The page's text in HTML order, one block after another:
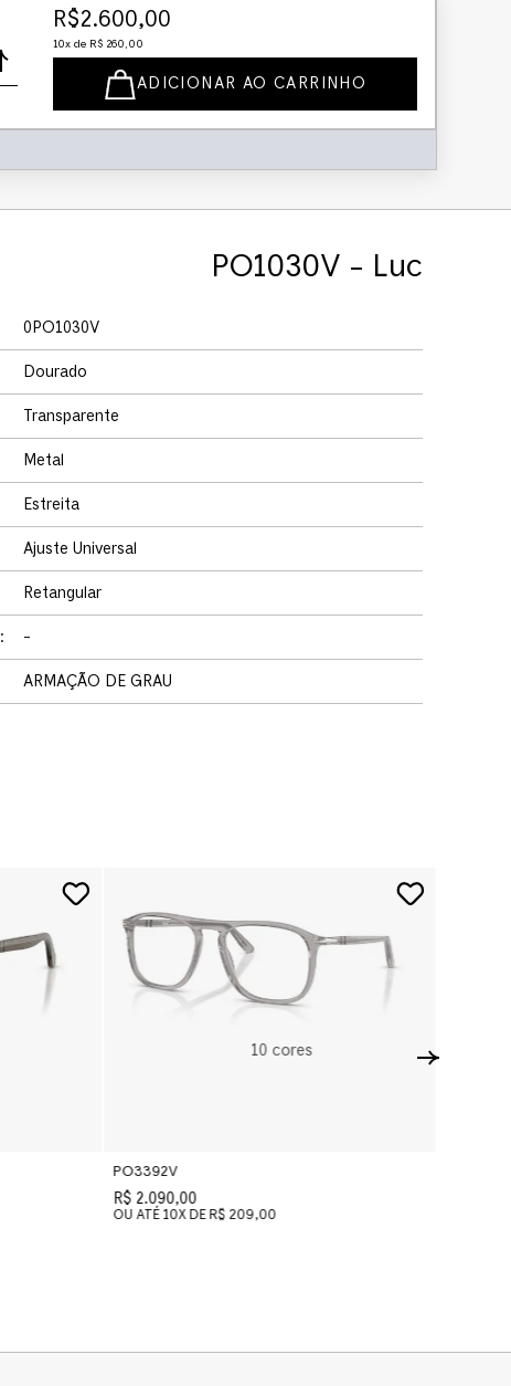
R$2.600,00
10x de R$ 260,00
ADICIONAR AO CARRINHO
PO1030V - Luc
0PO1030V
Dourado
Transparente
Metal
Estreita
Ajuste Universal
Retangular
: -
ARMAÇÃO DE GRAU
10cores
PO3392V
R$ 2.090,00
OU ATÉ 10X DE R$ 209,00